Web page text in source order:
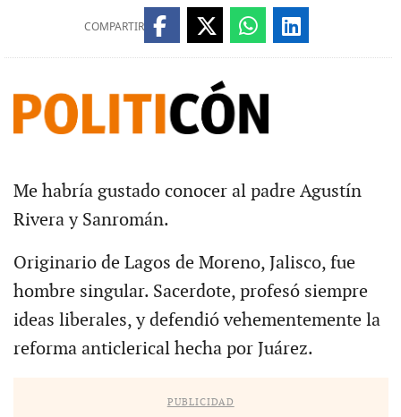
COMPARTIR
Me habría gustado conocer al padre Agustín
Rivera y Sanromán.
Originario de Lagos de Moreno, Jalisco, fue
hombre singular. Sacerdote, profesó siempre
ideas liberales, y defendió vehementemente la
reforma anticlerical hecha por Juárez.
PUBLICIDAD